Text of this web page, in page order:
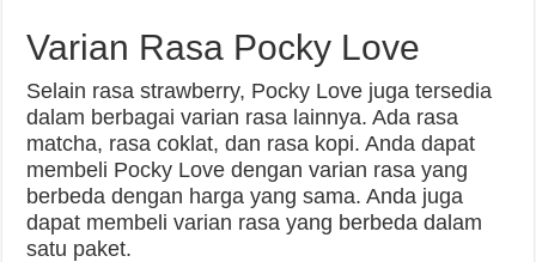
Varian Rasa Pocky Love
Selain rasa strawberry, Pocky Love juga tersedia
dalam berbagai varian rasa lainnya. Ada rasa
matcha, rasa coklat, dan rasa kopi. Anda dapat
membeli Pocky Love dengan varian rasa yang
berbeda dengan harga yang sama. Anda juga
dapat membeli varian rasa yang berbeda dalam
satu paket.